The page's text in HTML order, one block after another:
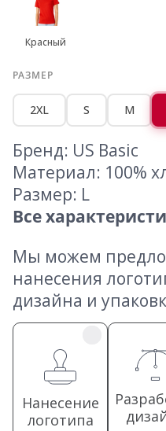
Красный
РАЗМЕР
2XL S M
Бренд: US Basic
Материал: 100%
Размер: L
Все
Мы можем
нанесения
дизайна и
Нанесение
логотипа